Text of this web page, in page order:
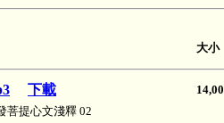
大
下載
菩提心文淺釋 02